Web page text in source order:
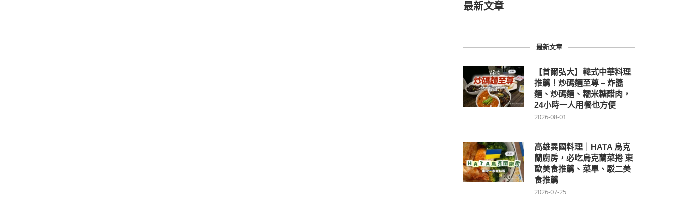
最新文章
最新文章
【首爾弘大】韓式中華料理
推薦！炒碼麵至尊 – 炸醬
麵、炒碼麵、糯米糖醋肉，
24小時一人用餐也方便
2026-08-01
高雄異國料理｜HATA 烏克
蘭廚房，必吃烏克蘭菜捲 東
歐美食推薦、菜單、駁二美
食推薦
2026-07-25